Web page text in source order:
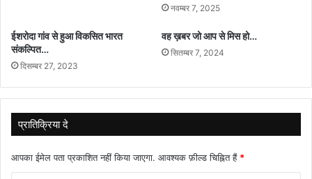
नवम्बर 7, 2025
ईशरोदा गांव से हुआ विकसित भारत
संकल्पित…
दिसम्बर 27, 2023
वह ख़बर जो आप से मिस हो…
सितम्बर 7, 2024
प्रातिक्रिया दे
आपका ईमेल पता प्रकाशित नहीं किया जाएगा. आवश्यक फ़ील्ड चिह्नित हैं *